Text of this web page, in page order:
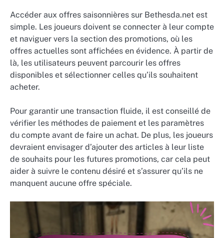
Accéder aux offres saisonnières sur Bethesda.net est
simple. Les joueurs doivent se connecter à leur compte
et naviguer vers la section des promotions, où les
offres actuelles sont affichées en évidence. À partir de
là, les utilisateurs peuvent parcourir les offres
disponibles et sélectionner celles qu’ils souhaitent
acheter.
Pour garantir une transaction fluide, il est conseillé de
vérifier les méthodes de paiement et les paramètres
du compte avant de faire un achat. De plus, les joueurs
devraient envisager d’ajouter des articles à leur liste
de souhaits pour les futures promotions, car cela peut
aider à suivre le contenu désiré et s’assurer qu’ils ne
manquent aucune offre spéciale.